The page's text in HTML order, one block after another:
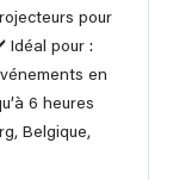
pour
Idéal pour :
en
6 heures
Belgique,